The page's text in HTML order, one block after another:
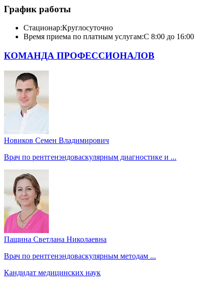
График работы
Стационар:Круглосуточно
Время приема по платным услугам:С 8:00 до 16:00
КОМАНДА ПРОФЕССИОНАЛОВ
Новиков Семен Владимирович
Врач по рентгенэндоваскулярным диагностике и ...
Пащина Светлана Николаевна
Врач по рентгенэндоваскулярным методам ...
Кандидат медицинских наук